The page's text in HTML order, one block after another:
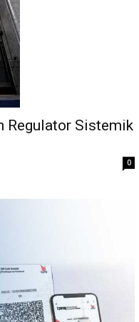
Regulator Sistemik
0